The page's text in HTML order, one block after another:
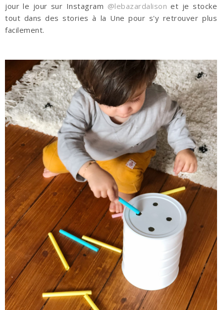
jour le jour sur Instagram @lebazardalison et je stocke
tout dans des stories à la Une pour s'y retrouver plus
facilement.